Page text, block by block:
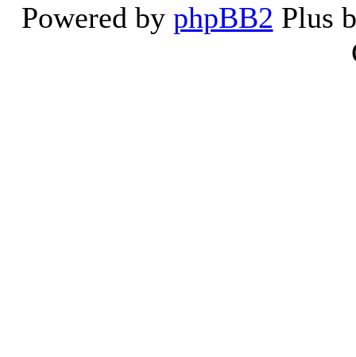
Powered by phpBB2 Plus